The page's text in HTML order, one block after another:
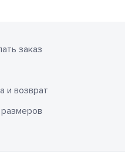
заказ
и возврат